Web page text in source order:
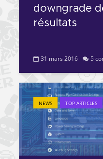
downgrade
résultats
31 mars 2016 5
NEWS TOP ARTICLES